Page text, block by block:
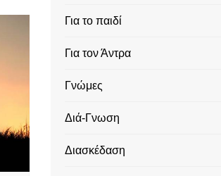
Για το παιδί
Για τον Άντρα
Γνώμες
Διά-Γνωση
Διασκέδαση